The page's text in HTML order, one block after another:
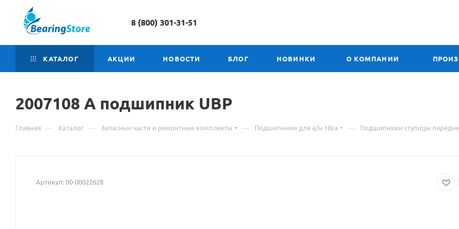
8 (800) 301-31-51
КАТАЛОГ АКЦИИ НОВОСТИ БЛОГ НОВИНКИ О КОМПАНИИ
2007108 А Материал
о
А
подшипник UBP
Главная — Каталог — Запасные части и ремонтные комплекты — Подшипники для а/м Niva — Подшипники ступицы
Артикул:00-00022628